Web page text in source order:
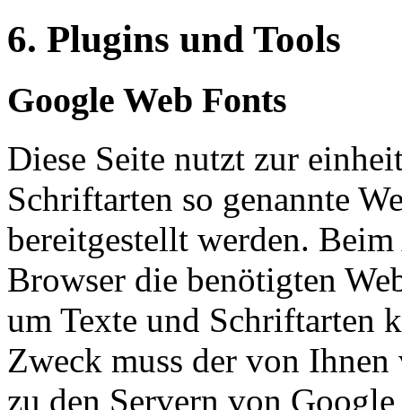
6. Plugins und Tools
Google Web Fonts
Diese Seite nutzt zur
Schriftarten so genannte
bereitgestellt werden.
Browser die benötigten
um Texte und Schriftarten
Zweck muss der von
zu den Servern von